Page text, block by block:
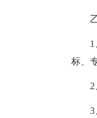
乙
1、
标、
2、
3、